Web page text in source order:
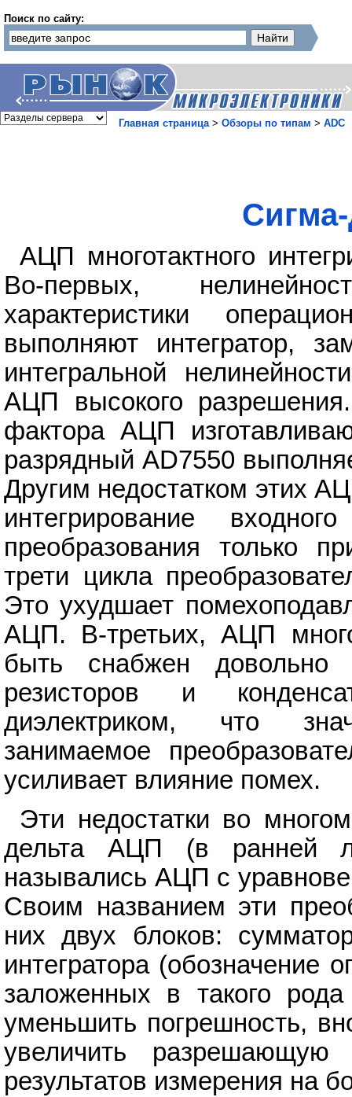
Поиск по сайту:
Главная страница> Обзоры по типам > ADC
АЦП многотактного
Во-первых,
характеристики
выполняют интегратор,
интегральной
АЦП высокого
фактора АЦП
разрядный AD7550
Другим недостатком этих
интегрирование
преобразования только
трети цикла
Это ухудшает
АЦП. В-третьих, АЦП
быть снабжен довольно
резисторов и
диэлектриком, что
занимаемое
усиливает влияние помех.
Эти недостатки во
дельта АЦП (в ранней
назывались АЦП с
Своим названием эти
них двух блоков:
интегратора (обозначение
заложенных в такого
уменьшить погрешность,
увеличить разрешающую
результатов измерения на